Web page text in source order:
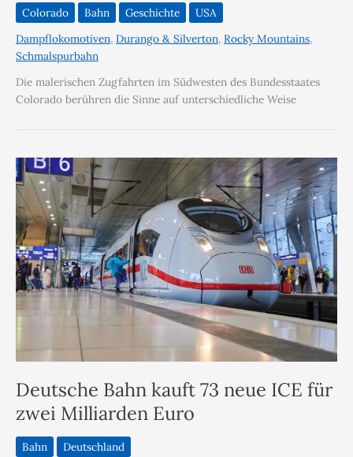
Colorado Bahn Geschichte
USA
Dampflokomotiven, Durango & Silverton, Rocky Mountains,
Schmalspurbahn
Die malerischen Zugfahrten im Südwesten des Bundesstaates
Colorado berühren die Sinne auf unterschiedliche Weise
Deutsche Bahn kauft 73 neue ICE für
zwei Milliarden Euro
Bahn
Deutschland